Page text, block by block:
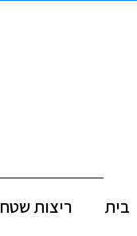
בית ריצות שטח